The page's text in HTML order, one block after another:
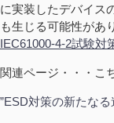
に実装したデバイス
も生じる可能性があ
IEC61000-4-2試験対
関連ページ・・・こ
”ESD対策の新たな